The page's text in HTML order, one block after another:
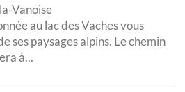
Vanoise
au lac des Vaches vous
ses paysages alpins. Le chemin
à...